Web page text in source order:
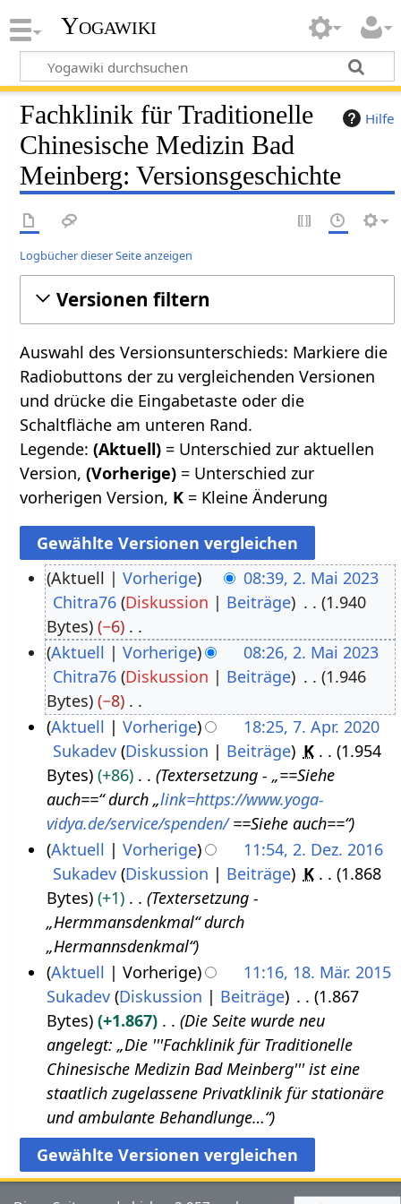
Yogawiki
Hilfe
Fachklinik für Traditionelle
Chinesische Medizin Bad
Meinberg: Versionsgeschichte
Logbücher dieser Seite anzeigen
Versionen filtern
Auswahl des Versionsunterschieds: Markiere die
Radiobuttons der zu vergleichenden Versionen
und drücke die Eingabetaste oder die
Schaltfläche am unteren Rand.
Legende:(Aktuell) = Unterschied zur aktuellen
Version,(Vorherige) = Unterschied zur
vorherigen Version, K = Kleine Änderung
M
2
Aktuell Vorherige
08:39, 2. Mai 2023
Chitra76 Diskussion Beiträge
1.940
Bytes
−6
K
e
i
n
B
e
a
r
b
e
u
n
g
z
a
m
m
Aktuell Vorherige
08:26, 2. Mai 2023
Chitra76 Diskussion Beiträge
1.946
Bytes
−8
K
i
n
e
B
a
e
i
t
u
n
g
s
z
u
s
2
Aktuell Vorherige
18:25, 7. Apr. 2020
Sukadev Diskussion Beiträge K
1.954
Bytes
+86
Textersetzung - „==Siehe
auch==“ durch „link=https://www.yoga-
vidya.de/service/spenden/==Siehe auch==“
z
1
Aktuell Vorherige
11:54, 2. Dez. 2016
Sukadev Diskussion Beiträge K
1.868
Bytes
+1
Textersetzung -
„Hermmansdenkmal“ durch
„Hermannsdenkmal“
2
Aktuell Vorherige
11:16, 18. Mär. 2015
Sukadev Diskussion Beiträge
1.867
Bytes
+1.867
Die Seite wurde neu
angelegt: „Die '''Fachklinik für Traditionelle
Chinesische Medizin Bad Meinberg''' ist eine
staatlich zugelassene Privatklinik für stationäre
und ambulante Behandlunge…“